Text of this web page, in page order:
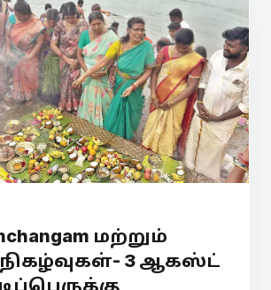
மற்றும்
நிகழ்வுகள்- 3 ஆகஸ்ட்